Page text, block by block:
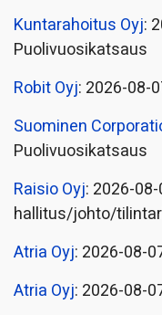
Kuntarahoitus Oyj:
Puolivuosikatsaus
Robit Oyj: 2026-08-
Suominen
Puolivuosikatsaus
Raisio Oyj: 2026-
hallitus/johto/
Atria Oyj: 2026-08-
Atria Oyj: 2026-08-